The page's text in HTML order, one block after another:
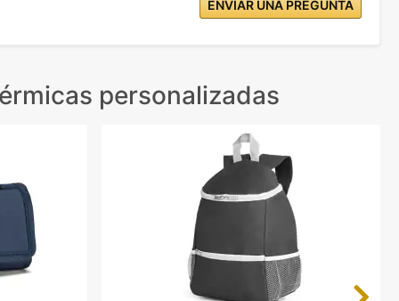
ENVIAR UNA PREGUNTA
personalizadas
Next